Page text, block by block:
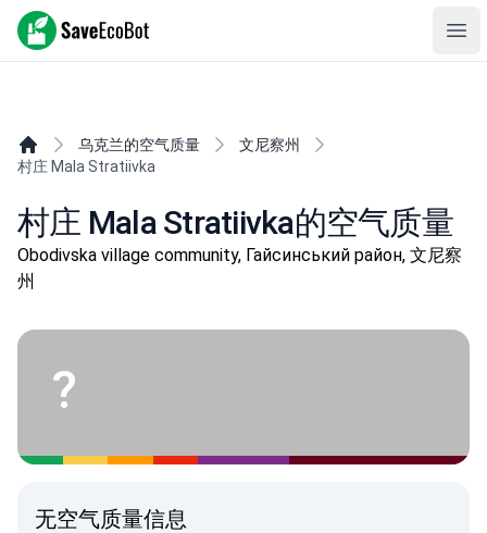
SaveEcoBot
乌克兰的空气质量
文尼察州
村庄 Mala Stratiivka
村庄 Mala Stratiivka的空气质量
Obodivska village community, Гайсинський район, 文尼察
州
?
无空气质量信息